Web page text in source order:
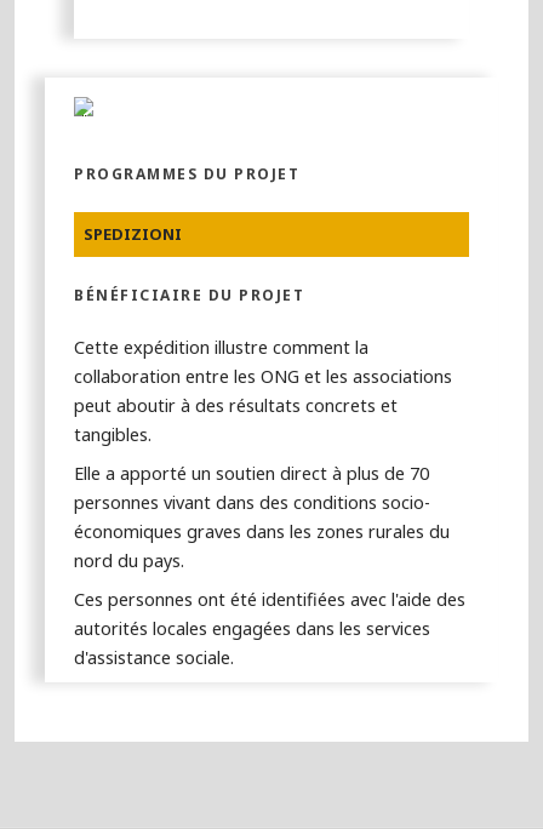
PROGRAMMES DU PROJET
SPEDIZIONI
BÉNÉFICIAIRE DU PROJET
Cette expédition illustre comment la
collaboration entre les ONG et les associations
peut aboutir à des résultats concrets et
tangibles.
Elle a apporté un soutien direct à plus de 70
personnes vivant dans des conditions socio-
économiques graves dans les zones rurales du
nord du pays.
Ces personnes ont été identifiées avec l'aide des
autorités locales engagées dans les services
d'assistance sociale.